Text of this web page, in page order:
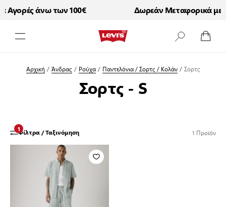
άνω των 100€ Δωρεάν Μεταφορικά με
Αρχική / Άνδρας / Ρούχα / Παντελόνια / Σορτς / Κολάν / Σορτς
Σορτς - S
Φίλτρα / Ταξινόμηση
1 1 Προϊόν